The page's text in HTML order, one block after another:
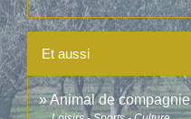
Et aussi
Animal de compagnie